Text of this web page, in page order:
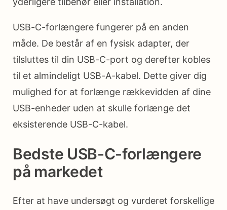
USB-C-forlængere fungerer på en anden
måde. De består af en fysisk adapter, der
tilsluttes til din USB-C-port og derefter kobles
til et almindeligt USB-A-kabel. Dette giver dig
mulighed for at forlænge rækkevidden af dine
USB-enheder uden at skulle forlænge det
eksisterende USB-C-kabel.
Bedste USB-C-forlængere
på markedet
Efter at have undersøgt og vurderet forskellige